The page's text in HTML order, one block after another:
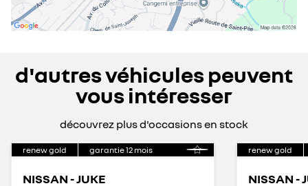
d'autres véhicules peuvent
vous intéresser
découvrez plus d'occasions en stock
renew gold garantie12 mois
NISSAN - JUKE
renew gold
NISSAN -